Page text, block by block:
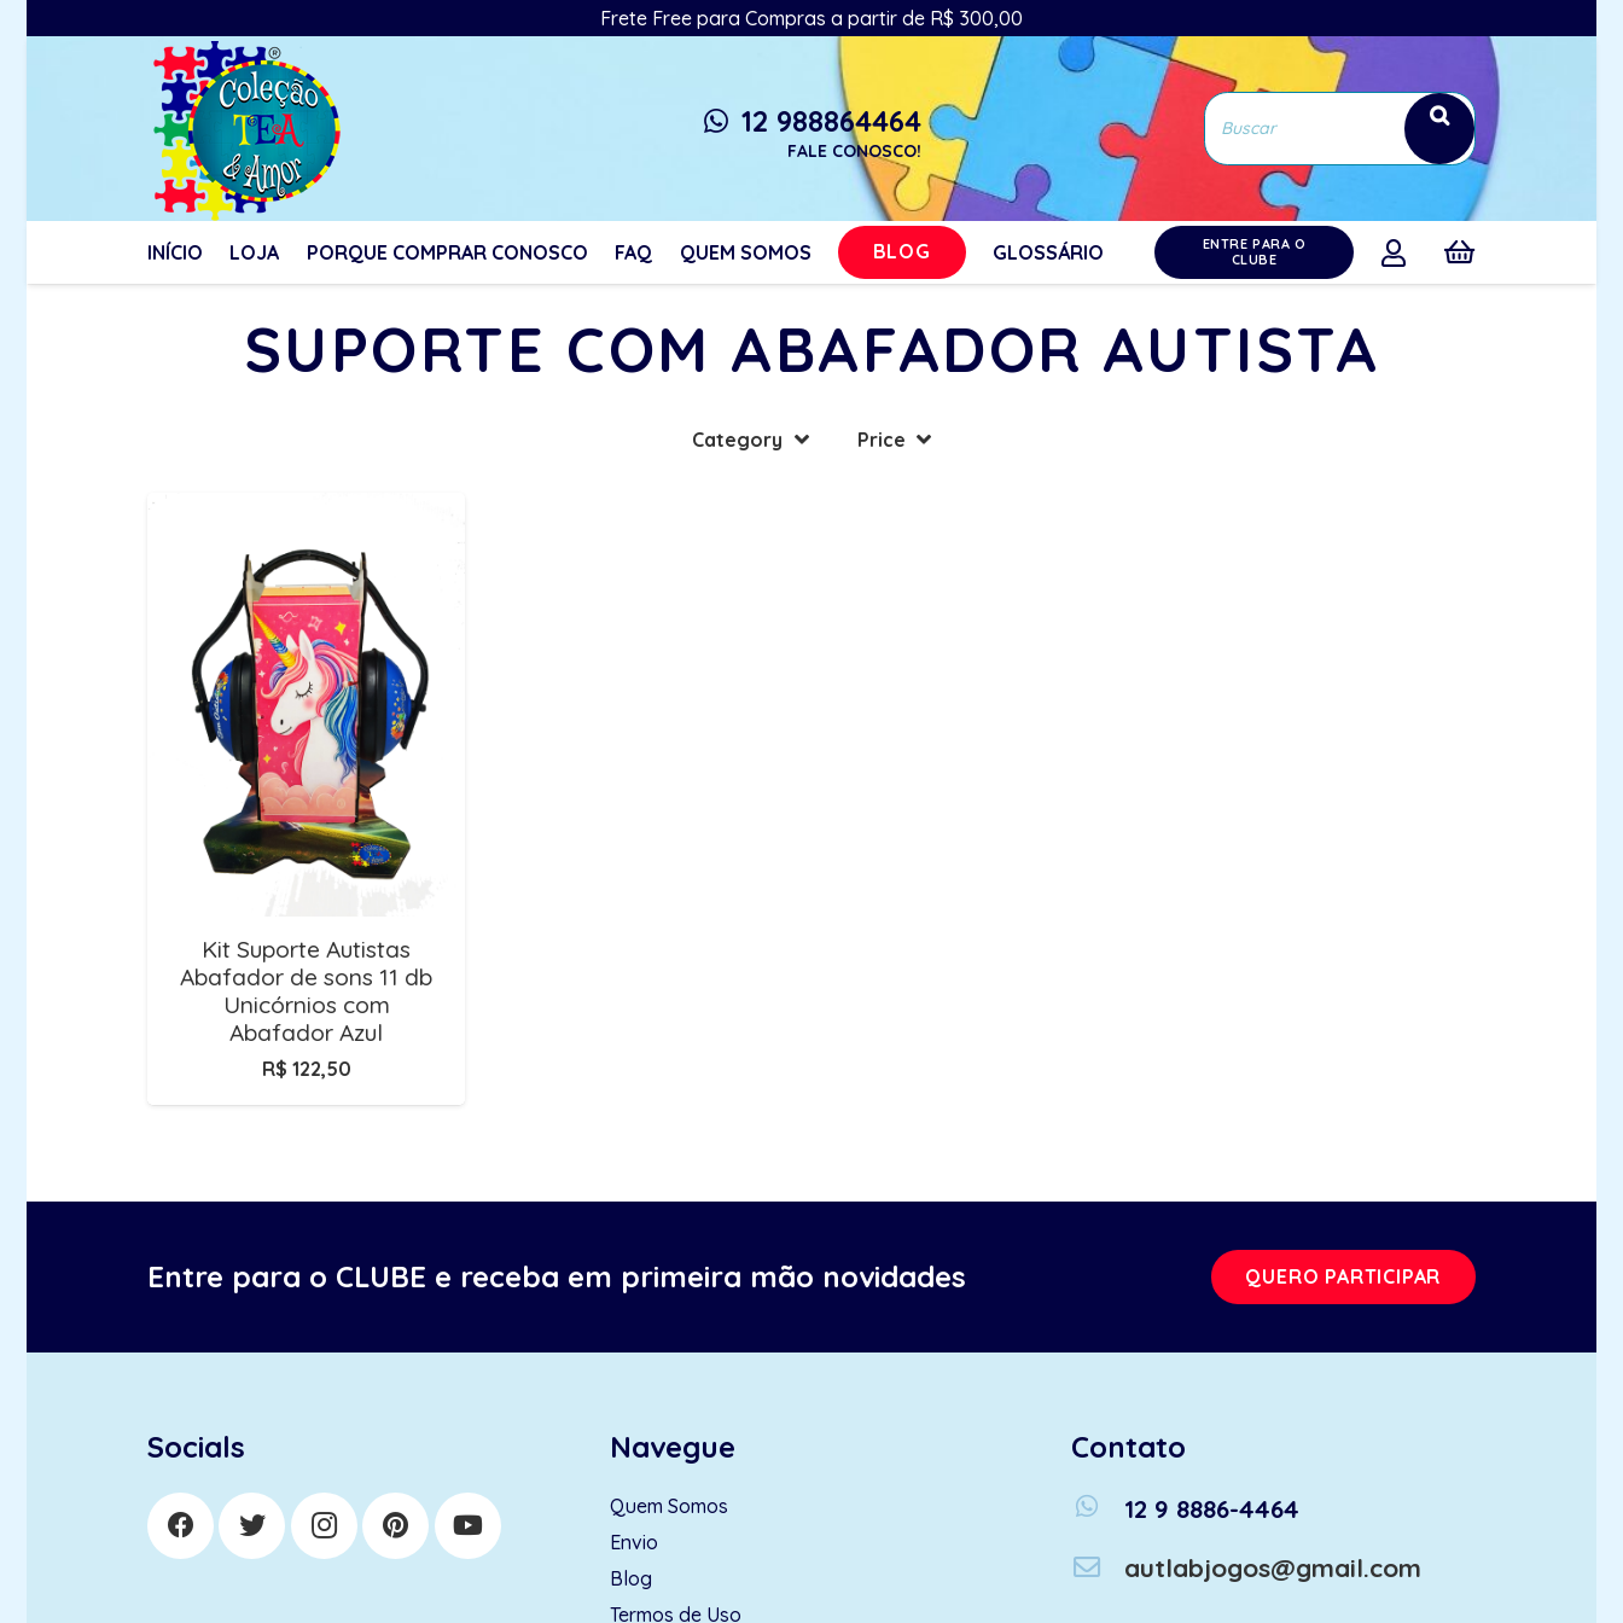
Frete Free para Compras a partir de R$ 300,00
whatsapp 12 988864464
FALE CONOSCO!
INÍCIO LOJA PORQUE COMPRAR CONOSCO FAQ QUEM SOMOS BLOG GLOSSÁRIO
ENTRE PARA O
CLUBE
SUPORTE COM ABAFADOR AUTISTA
Category Price
Kit Suporte Autistas
Abafador de sons 11 db
Unicórnios com
Abafador Azul
R$ 122,50
Entre para o CLUBE e receba em primeira mão novidades QUERO PARTICIPAR
Socials Navegue
Quem Somos
Envio
Blog
Termos de Uso
Contato
whatsapp
12 9 8886-4464
autlabjogos@gmail.com